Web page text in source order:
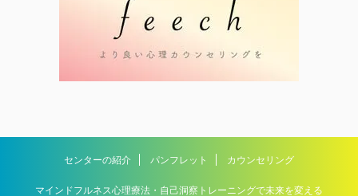
センターの紹介 パンフレット カウンセリング
マインドフルネス心理療法・自己洞察トレーニングで未来を変える